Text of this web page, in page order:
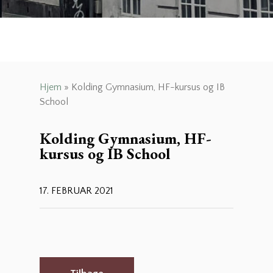
Hjem » Kolding Gymnasium, HF-kursus og IB
School
Kolding Gymnasium, HF-
kursus og IB School
17. FEBRUAR 2021